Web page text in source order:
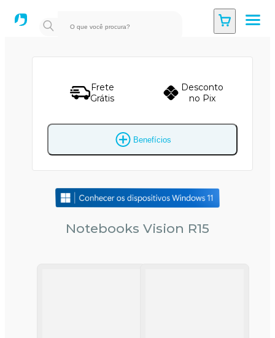
Frete
Grátis
Desconto
no Pix
Benefícios
Notebooks Vision R15